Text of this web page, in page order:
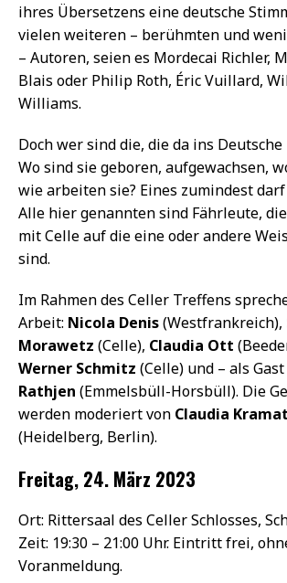
ihres Übersetzens eine deutsche
vielen weiteren – berühmten und
– Autoren, seien es Mordecai Richler,
Blais oder Philip Roth, Éric Vuillard,
Williams.
Doch wer sind die, die da ins
Wo sind sie geboren, aufgewachsen,
wie arbeiten sie? Eines zumindest
Alle hier genannten sind Fährleute,
mit Celle auf die eine oder andere
sind.
Im Rahmen des Celler Treffens
Arbeit: Nicola Denis(Westfrankreich),
Morawetz (Celle), Claudia Ott
Werner Schmitz (Celle) und – als Gast
Rathjen (Emmelsbüll-Horsbüll). Die
werden moderiert von Claudia
(Heidelberg, Berlin).
Freitag, 24. März 2023
Ort: Rittersaal des Celler Schlosses,
Zeit: 19:30 – 21:00 Uhr. Eintritt frei,
Voranmeldung.